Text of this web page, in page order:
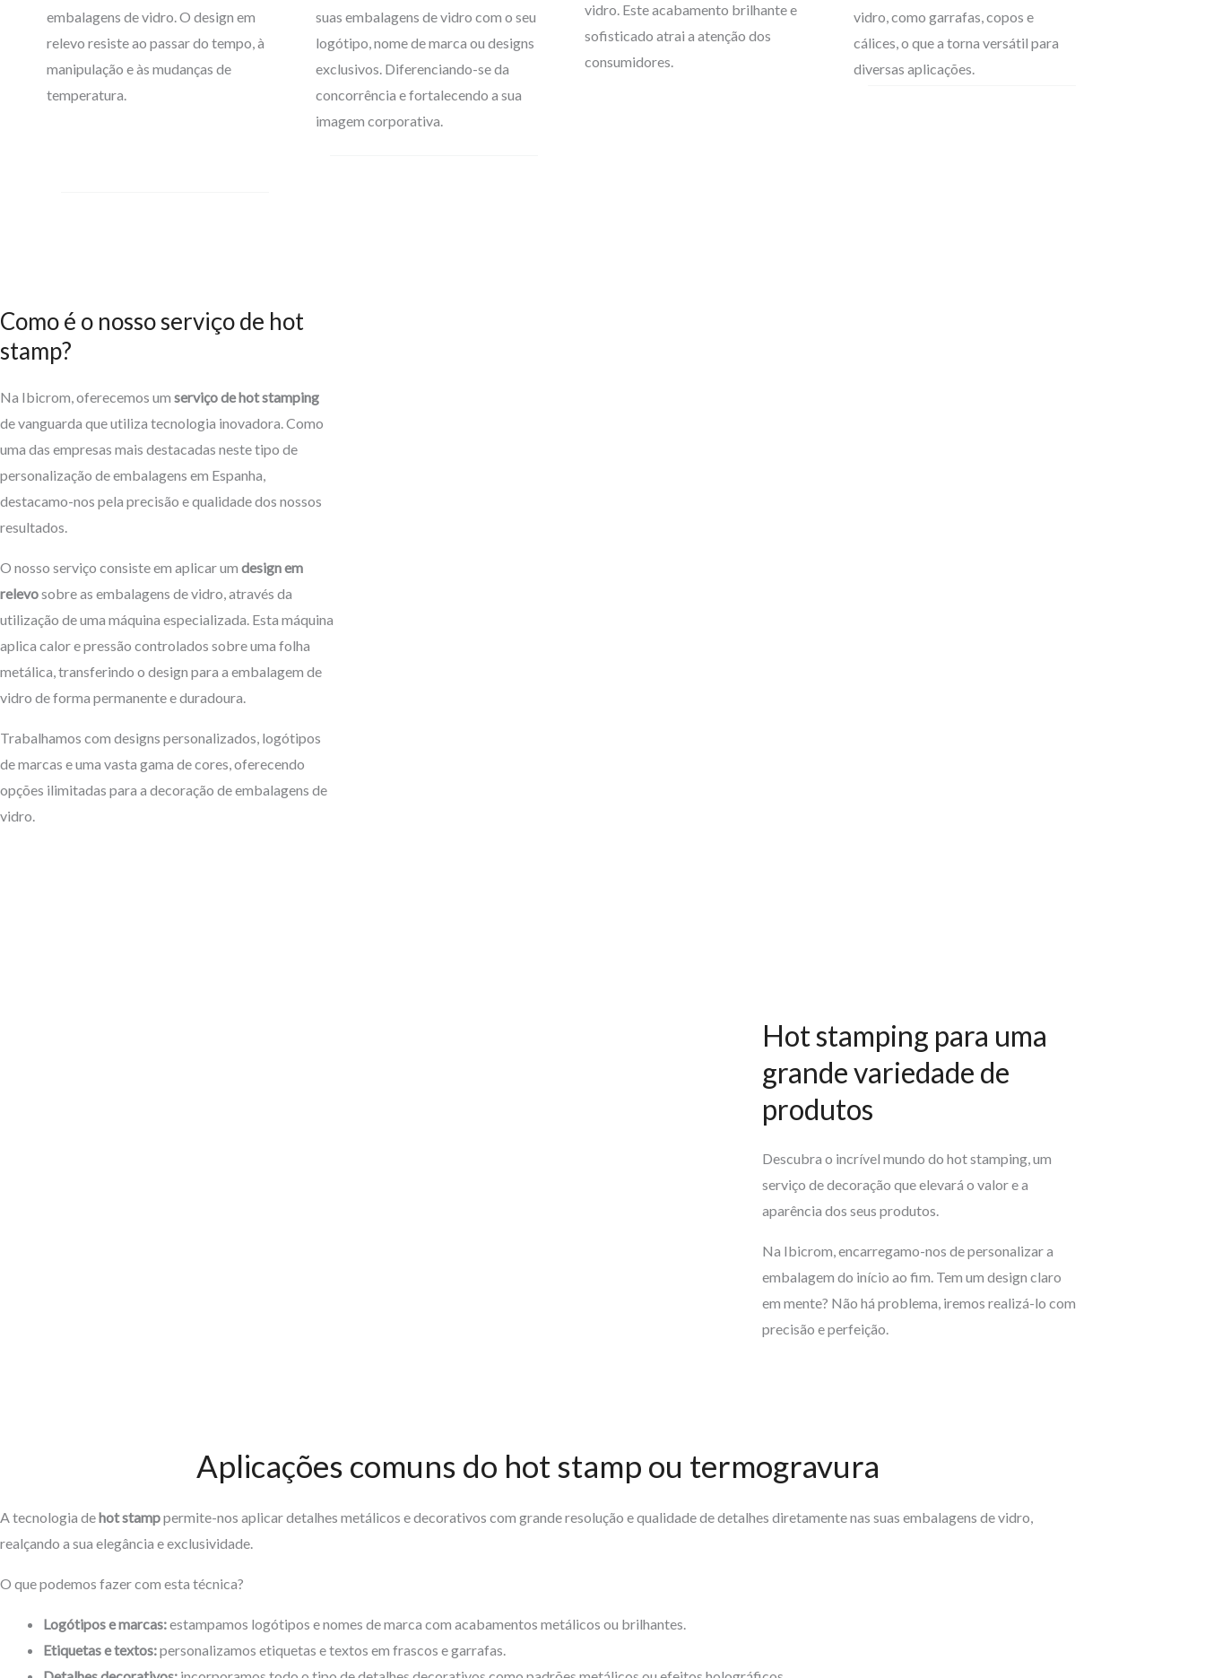
embalagens de vidro. O design em
relevo resiste ao passar do tempo, à
manipulação e às mudanças de
temperatura.
suas embalagens de vidro com o seu
logótipo, nome de marca ou designs
exclusivos. Diferenciando-se da
concorrência e fortalecendo a sua
imagem corporativa.
vidro. Este acabamento brilhante e
sofisticado atrai a atenção dos
consumidores.
vidro, como garrafas, copos e
cálices, o que a torna versátil para
diversas aplicações.
Como é o nosso serviço de hot
stamp?
Na Ibicrom, oferecemos um serviço de hot stamping
de vanguarda que utiliza tecnologia inovadora. Como
uma das empresas mais destacadas neste tipo de
personalização de embalagens em Espanha,
destacamo-nos pela precisão e qualidade dos nossos
resultados.
O nosso serviço consiste em aplicar um design em
relevosobre as embalagens de vidro, através da
utilização de uma máquina especializada. Esta máquina
aplica calor e pressão controlados sobre uma folha
metálica, transferindo o design para a embalagem de
vidro de forma permanente e duradoura.
Trabalhamos com designs personalizados, logótipos
de marcas e uma vasta gama de cores, oferecendo
opções ilimitadas para a decoração de embalagens de
vidro.
Hot stamping para uma
grande variedade de
produtos
Descubra o incrível mundo do hot stamping, um
serviço de decoração que elevará o valor e a
aparência dos seus produtos.
Na Ibicrom, encarregamo-nos de personalizar a
embalagem do início ao fim. Tem um design claro
em mente? Não há problema, iremos realizá-lo com
precisão e perfeição.
Aplicações comuns do hot stamp ou termogravura
A tecnologia dehot stamppermite-nos aplicar detalhes metálicos e decorativos com grande resolução e qualidade de detalhes diretamente nas suas embalagens de vidro,
realçando a sua elegância e exclusividade.
O que podemos fazer com esta técnica?
Logótipos e marcas:estampamos logótipos e nomes de marca com acabamentos metálicos ou brilhantes.
Etiquetas e textos:personalizamos etiquetas e textos em frascos e garrafas.